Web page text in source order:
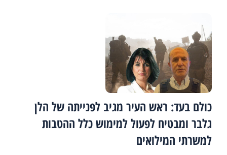
כולם בעד: ראש העיר מגיב לפנייתה של הלן
גלבר ומבטיח לפעול למימוש כלל ההטבות
למשרתי המילואים